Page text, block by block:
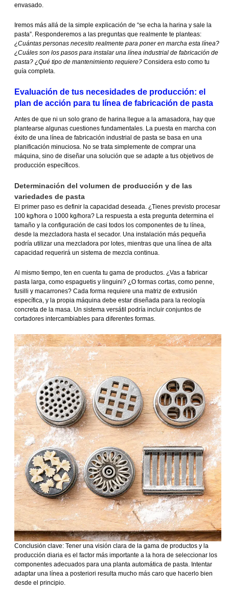
envasado.
Iremos más allá de la simple explicación de “se echa la harina y sale la
pasta”. Responderemos a las preguntas que realmente te planteas:
¿Cuántas personas necesito realmente para poner en marcha esta línea?
¿Cuáles son los pasos para instalar una línea industrial de fabricación de
pasta? ¿Qué tipo de mantenimiento requiere?Considera esto como tu
guía completa.
Evaluación de tus necesidades de producción: el
plan de acción para tu línea de fabricación de pasta
Antes de que ni un solo grano de harina llegue a la amasadora, hay que
plantearse algunas cuestiones fundamentales. La puesta en marcha con
éxito de una línea de fabricación industrial de pasta se basa en una
planificación minuciosa. No se trata simplemente de comprar una
máquina, sino de diseñar una solución que se adapte a tus objetivos de
producción específicos.
Determinación del volumen de producción y de las
variedades de pasta
El primer paso es definir la capacidad deseada. ¿Tienes previsto procesar
100 kg/hora o 1000 kg/hora? La respuesta a esta pregunta determina el
tamaño y la configuración de casi todos los componentes de tu línea,
desde la mezcladora hasta el secador. Una instalación más pequeña
podría utilizar una mezcladora por lotes, mientras que una línea de alta
capacidad requerirá un sistema de mezcla continua.
Al mismo tiempo, ten en cuenta tu gama de productos. ¿Vas a fabricar
pasta larga, como espaguetis y linguini? ¿O formas cortas, como penne,
fusilli y macarrones? Cada forma requiere una matriz de extrusión
específica, y la propia máquina debe estar diseñada para la reología
concreta de la masa. Un sistema versátil podría incluir conjuntos de
cortadores intercambiables para diferentes formas.
Conclusión clave: Tener una visión clara de la gama de productos y la
producción diaria es el factor más importante a la hora de seleccionar los
componentes adecuados para una planta automática de pasta. Intentar
adaptar una línea a posteriori resulta mucho más caro que hacerlo bien
desde el principio.